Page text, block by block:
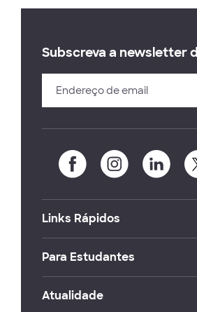
Subscreva a newsletter
Links Rápidos
Para Estudantes
Atualidade